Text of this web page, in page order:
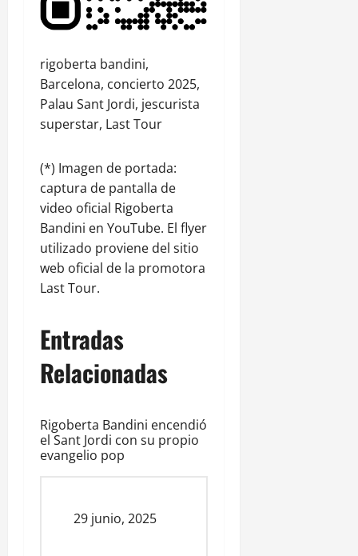
rigoberta bandini,
Barcelona, concierto 2025,
Palau Sant Jordi, jescurista
superstar, Last Tour
(*) Imagen de portada:
captura de pantalla de
video oficial Rigoberta
Bandini en YouTube. El flyer
utilizado proviene del sitio
web oficial de la promotora
Last Tour.
Entradas
Relacionadas
Rigoberta Bandini encendió
el Sant Jordi con su propio
evangelio pop
Fecha
29 junio, 2025